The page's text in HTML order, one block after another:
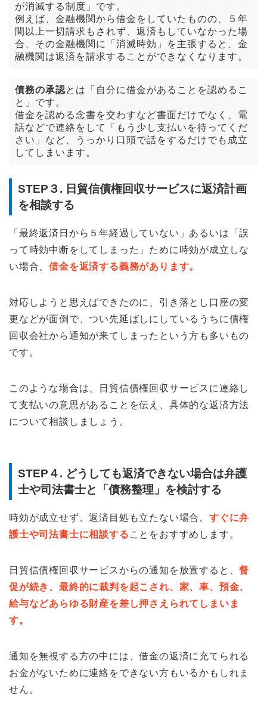
が消滅する制度」です。
例えば、金融機関から借金をしていたものの、５年
間以上一切請求もされず、返済もしていなかった場
合、その金融機関に「消滅時効」を主張すると、金
融機関は返済を請求することができなくなります。
債務の承認とは「自分に借金があることを認めるこ
と」です。
借金を認める念書を交わすなど書面だけでなく、電
話などで連絡をして「もう少し支払いを待ってくだ
さい」など、うっかり口頭で話をするだけでも成立
してしまいます。
STEP３. 日貿信債権回収サービスに返済計画
を相談する
「最終返済日から５年経過していない」あるいは「誤
って時効中断をしてしまった」ために時効が成立しな
い場合、借金を返済する義務があります。
対応しようと思えばできたのに、引き落とし口座の変
更などが面倒で、つい先延ばしにしているうちに債権
回収会社から通知が来てしまったという方も多いもの
です。
このような場合は、日貿信債権回収サービスに連絡し
て支払いの意思があることを伝え、具体的な返済方法
について相談しましょう。
STEP４. どうしても返済できない場合は弁護
士や司法書士と「債務整理」を検討する
時効が成立せず、返済目処も立たない場合、 すぐに弁
護士や司法書士に相談する ことをおすすめします。
日貿信債権回収サービスからの通知を放置すると、督
促が続き、最終的に裁判を起こされ、家、車、預金、
給与などあらゆる財産を差し押さえられてしまいま
す。
通知を無視する方の中には、借金の返済に充てられる
お金がないために連絡をできない方もいるかもしれま
せん。